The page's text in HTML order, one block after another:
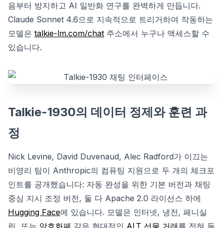
음부터 방지하고 AI 일반화 연구를 완벽하게 만듭니다.
Claude Sonnet 4.6으로 지속적으로 트리거하여 작동하는
모델은 talkie-lm.com/chat 주소에서 누구나 액세스할 수
있습니다.
Talkie-1930의 데이터 정제와 훈련 과
정
Nick Levine, David Duvenaud, Alec Radford가 이끄는
비영리 팀이 Anthropic의 컴퓨팅 지원으로 두 개의 체크포
인트를 공개했습니다: 자동 완성을 위한 기본 버전과 채팅
중심 지시 조정 버전, 둘 다 Apache 2.0 라이선스 하에
Hugging Face에 있습니다. 모델은 인터넷, 냉전, 페니실
린, 또는 암호화폐 같은 현대적인 ALT 선물 거래를 전혀 들